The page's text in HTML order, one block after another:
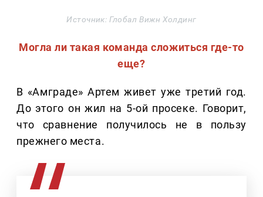
Источник: Глобал Вижн Холдинг
Могла ли такая команда сложиться где-то
еще?
В «Амграде» Артем живет уже третий год.
До этого он жил на 5-ой просеке. Говорит,
что сравнение получилось не в пользу
прежнего места.